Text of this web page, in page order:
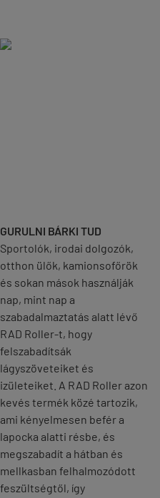
GURULNI BÁRKI TUD
Sportolók, irodai dolgozók,
otthon ülők, kamionsofőrök
és sokan mások használják
nap, mint nap a
szabadalmaztatás alatt lévő
RAD Roller-t, hogy
felszabadítsák
lágyszöveteiket és
izületeiket. A RAD Roller azon
kevés termék közé tartozik,
ami kényelmesen befér a
lapocka alatti résbe, és
megszabadít a hátban és
mellkasban felhalmozódott
feszültségtől, így